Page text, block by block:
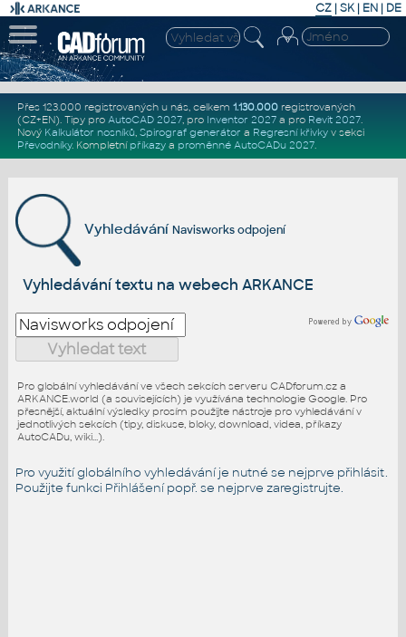
CZ | SK| EN | DE
Přes 123.000 registrovaných u nás, celkem 1.130.000registrovaných
(CZ+EN). Tipy pro AutoCAD 2027, pro Inventor 2027a pro Revit 2027.
Nový Kalkulátor nosníků, Spirograf generátor a Regresní křivkyv sekci
Převodníky. Kompletní příkazya proměnné AutoCADu 2027.
Vyhledávání Navisworks odpojení
Vyhledávání textu na webech ARKANCE
Pro globální vyhledávání ve všech sekcích serveru CADforum.cz a
ARKANCE.world (a souvisejících) je využívána technologie Google. Pro
přesnější, aktuální výsledky prosím použijte nástroje pro vyhledávání v
jednotlivých sekcích (tipy, diskuse, bloky, download, videa, příkazy
AutoCADu, wiki...).
Pro využití globálního vyhledávání je nutné se nejprve přihlásit.
Použijte funkci Přihlášenípopř. se nejprve zaregistrujte.